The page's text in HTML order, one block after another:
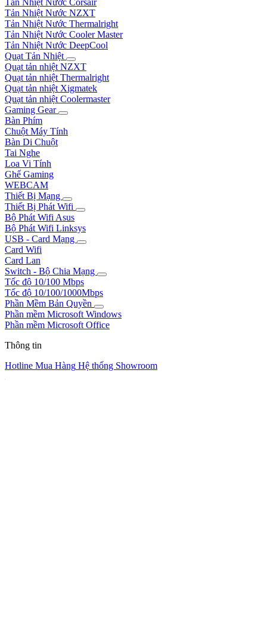
Tản Nhiệt Nước Corsair
Tản Nhiệt Nước NZXT
Tản Nhiệt Nước Thermalright
Tản Nhiệt Nước Cooler Master
Tản Nhiệt Nước DeepCool
Quạt Tản Nhiệt
Quạt tản nhiệt NZXT
Quạt tản nhiệt Thermalright
Quạt tản nhiệt Xigmatek
Quạt tản nhiệt Coolermaster
Gaming Gear
Bàn Phím
Chuột Máy Tính
Bàn Di Chuột
Tai Nghe
Loa Vi Tính
Ghế Gaming
WEBCAM
Thiết Bị Mạng
Thiết Bị Phát Wifi
Bộ Phát Wifi Asus
Bộ Phát Wifi Linksys
USB - Card Mạng
Card Wifi
Card Lan
Switch - Bộ Chia Mạng
Tốc độ 10/100 Mbps
Tốc độ 10/100/1000Mbps
Phần Mềm Bản Quyền
Phần mềm Microsoft Windows
Phần mềm Microsoft Office
Thông tin
Hotline Mua Hàng Hệ thống Showroom